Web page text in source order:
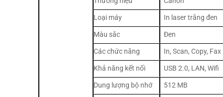
Loại máy
In laser trắng đen
Màu sắc
Đen
Các chức năng
In, Scan, Copy, Fax
Khả năng kết nối
USB 2.0, LAN, Wifi
Dung lượng bộ nhớ
512 MB